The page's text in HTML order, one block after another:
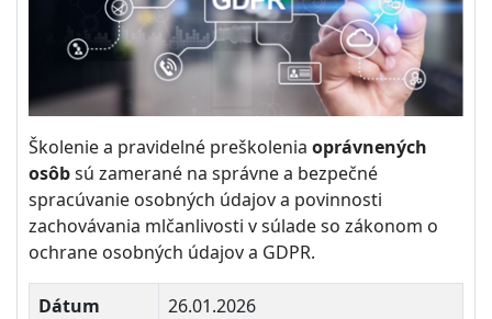
Školenie a pravidelné preškolenia oprávnených
osôbsú zamerané na správne a bezpečné
spracúvanie osobných údajov a povinnosti
zachovávania mlčanlivosti v súlade so zákonom o
ochrane osobných údajov a GDPR.
Dátum
26.01.2026